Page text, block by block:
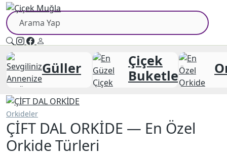
Güller
Çiçek
Buketleri
Orkideler
ÇİFT DAL ORKİDE — En Özel
Orkide Türleri